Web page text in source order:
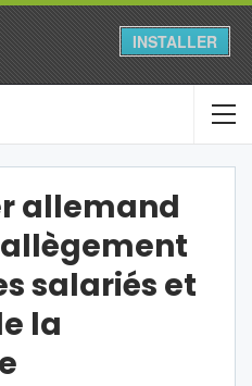
INSTALLER
allemand
salariés et
la